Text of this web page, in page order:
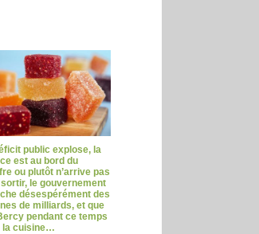
public explose, la
est au bord du
ou plutôt n’arrive pas
le gouvernement
désespérément des
de milliards, et que
pendant ce temps
la cuisine…